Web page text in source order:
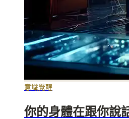
意識覺醒
你的身體在跟你說